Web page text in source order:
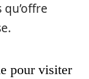
pour visiter